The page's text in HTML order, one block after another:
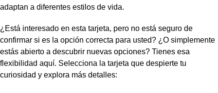
adaptan a diferentes estilos de vida.
¿Está interesado en esta tarjeta, pero no está seguro de
confirmar si es la opción correcta para usted? ¿O simplemente
estás abierto a descubrir nuevas opciones? Tienes esa
flexibilidad aquí. Selecciona la tarjeta que despierte tu
curiosidad y explora más detalles: